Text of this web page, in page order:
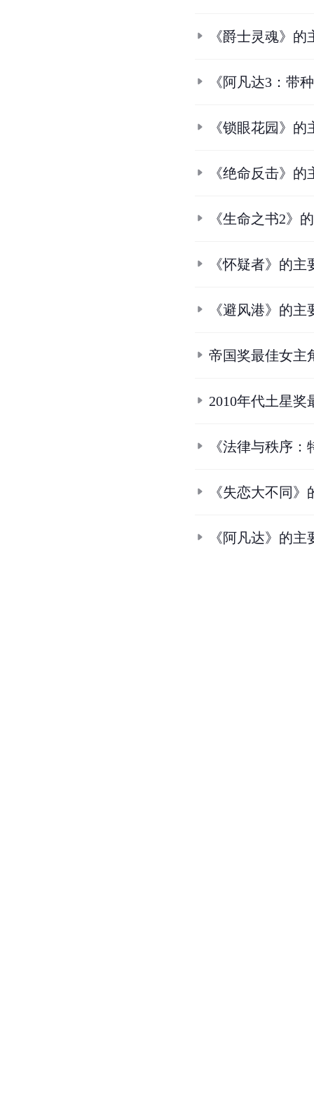
《爵士灵魂》的
《阿凡达3：带
《锁眼花园》的
《绝命反击》的
《生命之书2》
《怀疑者》的主
《避风港》的主
帝国奖最佳女主
2010年代土星奖
《法律与秩序
《失恋大不同
《阿凡达》的主